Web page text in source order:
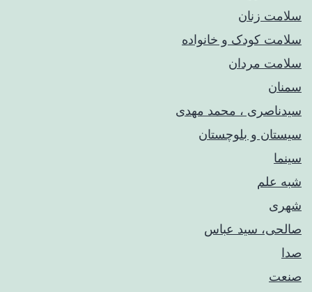
سلامت زنان
سلامت کودک‌ و خانواده
سلامت مردان
سمنان
سیدناصری ، محمد مهدی
سیستان و بلوچستان
سینما
شبه علم
شهری
صالحی، سید عباس
صدا
صنعت